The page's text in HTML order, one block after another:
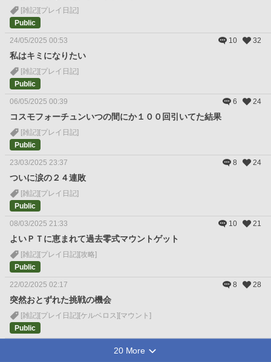
[雑記] [プレイ日記]
Public
24/05/2025 00:53 10 32
私はキミになりたい
[雑記] [プレイ日記]
Public
06/05/2025 00:39 6 24
コスモフォーチュンいつの間にか１００回引いてた結果
[雑記] [プレイ日記]
Public
23/03/2025 23:37 8 24
ついに涙の２４連敗
[雑記] [プレイ日記]
Public
08/03/2025 21:33 10 21
よいＰＴに恵まれて過去零式マウントゲット
[雑記] [プレイ日記] [攻略]
Public
22/02/2025 02:17 8 28
突然おとずれた挑戦の機会
[雑記] [プレイ日記] [ケルベロス] [マウント]
Public
20 More